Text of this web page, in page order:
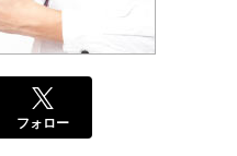
フォロー